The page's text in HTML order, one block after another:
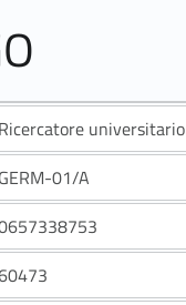
Ricercatore universitario
GERM-01/A